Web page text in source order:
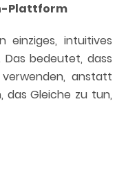
Plattform
einziges, intuitives
bedeutet, dass
anstatt
das Gleiche zu tun,